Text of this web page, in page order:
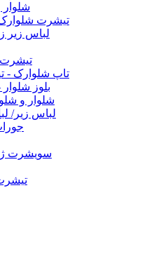
شلوار
تیشرت
لباس زیر
تیشرت
تاپ شلوارک -
بلوز
شلوار و
لباس زیر/
سویشرت